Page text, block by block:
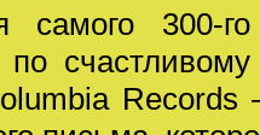
самого 300-
по